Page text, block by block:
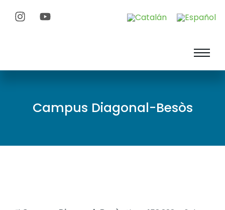
Campus Diagonal-Besòs